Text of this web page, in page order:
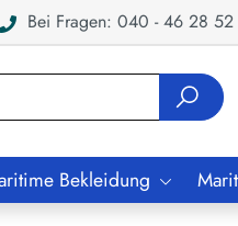
Bei Fragen: 040 - 46 28 52
Bekleidung